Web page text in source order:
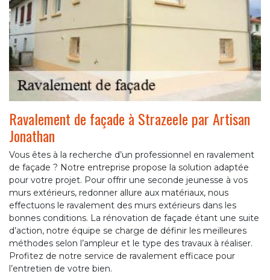
Ravalement de façade à Strazeele par Artisan
Jonathan
Vous êtes à la recherche d’un professionnel en ravalement
de façade ? Notre entreprise propose la solution adaptée
pour votre projet. Pour offrir une seconde jeunesse à vos
murs extérieurs, redonner allure aux matériaux, nous
effectuons le ravalement des murs extérieurs dans les
bonnes conditions. La rénovation de façade étant une suite
d’action, notre équipe se charge de définir les meilleures
méthodes selon l’ampleur et le type des travaux à réaliser.
Profitez de notre service de ravalement efficace pour
l’entretien de votre bien.